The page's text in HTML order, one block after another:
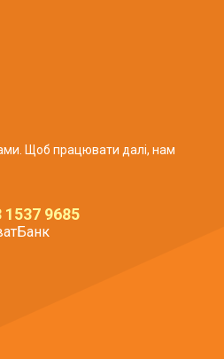
Щоб працювати далі, нам
1537 9685